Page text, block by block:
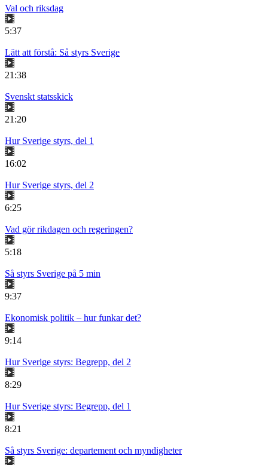
Val och riksdag
5:37
Lätt att förstå: Så styrs Sverige
21:38
Svenskt statsskick
21:20
Hur Sverige styrs, del 1
16:02
Hur Sverige styrs, del 2
6:25
Vad gör rikdagen och regeringen?
5:18
Så styrs Sverige på 5 min
9:37
Ekonomisk politik – hur funkar det?
9:14
Hur Sverige styrs: Begrepp, del 2
8:29
Hur Sverige styrs: Begrepp, del 1
8:21
Så styrs Sverige: departement och myndigheter